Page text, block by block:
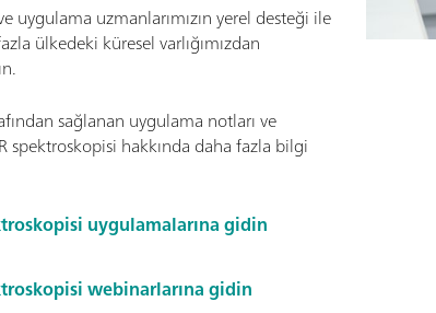
uygulama uzmanlarımızın yerel desteği ile
ülkedeki küresel varlığımızdan
sağlanan uygulama notları ve
spektroskopisi hakkında daha fazla bilgi
uygulamalarına gidin
webinarlarına gidin